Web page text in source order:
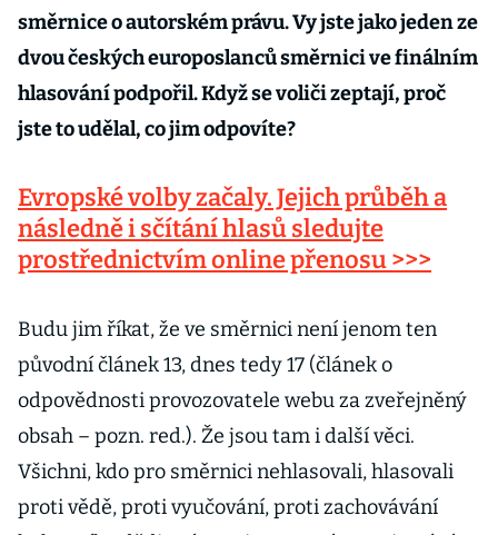
směrnice o autorském právu. Vy jste jako jeden ze
dvou českých europoslanců směrnici ve finálním
hlasování podpořil. Když se voliči zeptají, proč
jste to udělal, co jim odpovíte?
Evropské volby začaly. Jejich průběh a
následně i sčítání hlasů sledujte
prostřednictvím online přenosu >>>
Budu jim říkat, že ve směrnici není jenom ten
původní článek 13, dnes tedy 17 (článek o
odpovědnosti provozovatele webu za zveřejněný
obsah – pozn. red.). Že jsou tam i další věci.
Všichni, kdo pro směrnici nehlasovali, hlasovali
proti vědě, proti vyučování, proti zachovávání